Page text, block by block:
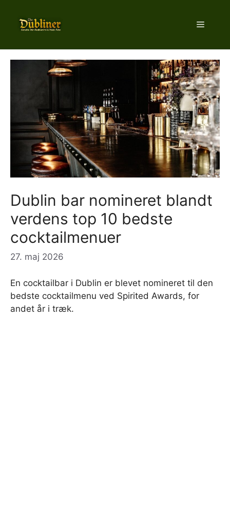
indhold
Menu
Dublin bar nomineret blandt
verdens top 10 bedste
cocktailmenuer
27. maj 2026
En cocktailbar i Dublin er blevet nomineret til den
bedste cocktailmenu ved Spirited Awards, for
andet år i træk.